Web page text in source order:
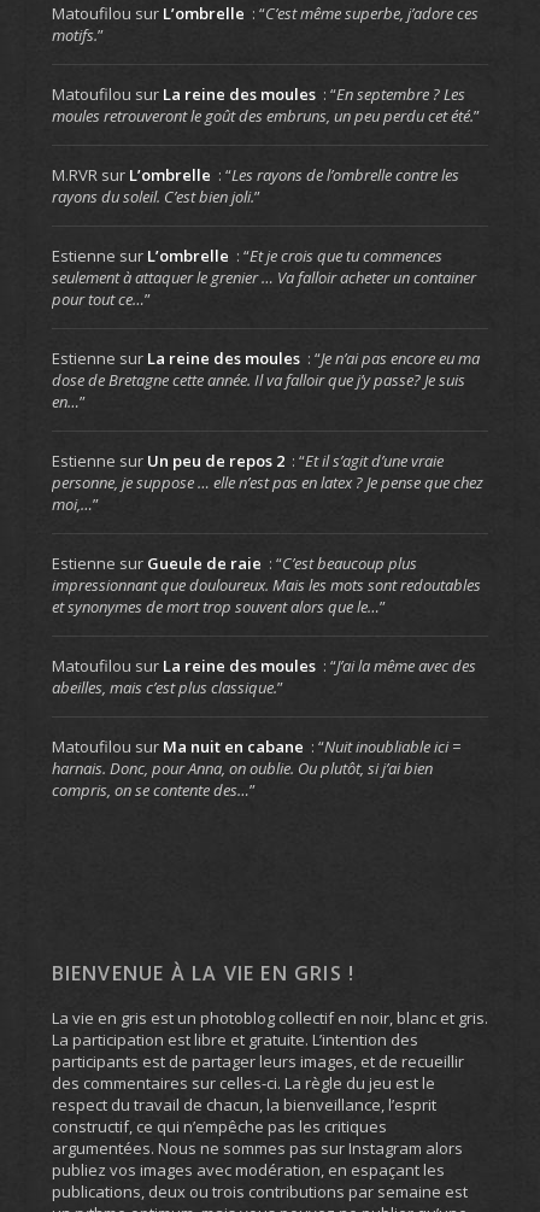
Matoufilou sur L’ombrelle : “C’est même superbe, j’adore ces
motifs.”
Matoufilou sur La reine des moules : “En septembre ? Les
moules retrouveront le goût des embruns, un peu perdu cet été.”
M.RVRsur L’ombrelle : “Les rayons de l’ombrelle contre les
rayons du soleil. C’est bien joli.”
Estienne sur L’ombrelle : “Et je crois que tu commences
seulement à attaquer le grenier … Va falloir acheter un container
pour tout ce…”
Estienne sur La reine des moules : “Je n’ai pas encore eu ma
dose de Bretagne cette année. Il va falloir que j’y passe? Je suis
en…”
Estienne sur Un peu de repos 2 : “Et il s’agit d’une vraie
personne, je suppose … elle n’est pas en latex ? Je pense que chez
moi,…”
Estienne sur Gueule de raie : “C’est beaucoup plus
impressionnant que douloureux. Mais les mots sont redoutables
et synonymes de mort trop souvent alors que le…”
Matoufilou sur La reine des moules : “J’ai la même avec des
abeilles, mais c’est plus classique.”
Matoufilou sur Ma nuit en cabane : “Nuit inoubliable ici =
harnais. Donc, pour Anna, on oublie. Ou plutôt, si j’ai bien
compris, on se contente des…”
BIENVENUE À LA VIE EN GRIS !
La vie en gris est un photoblog collectif en noir, blanc et gris.
La participation est libre et gratuite. L’intention des
participants est de partager leurs images, et de recueillir
des commentaires sur celles-ci. La règle du jeu est le
respect du travail de chacun, la bienveillance, l’esprit
constructif, ce qui n’empêche pas les critiques
argumentées. Nous ne sommes pas sur Instagram alors
publiez vos images avec modération, en espaçant les
publications, deux ou trois contributions par semaine est